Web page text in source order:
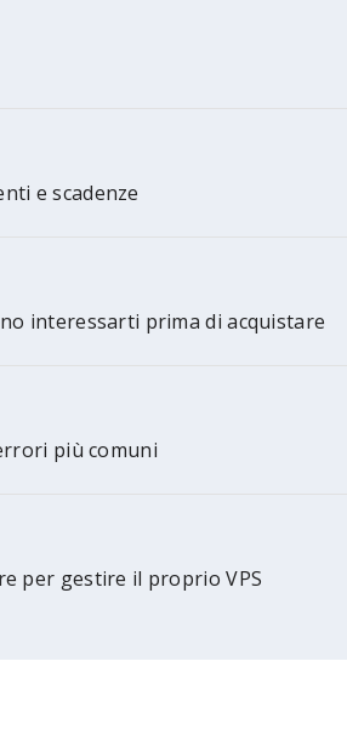
e scadenze
interessarti prima di acquistare
più comuni
per gestire il proprio VPS